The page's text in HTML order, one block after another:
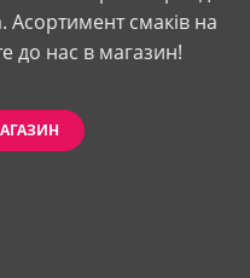
Асортимент смаків на
до нас в магазин!